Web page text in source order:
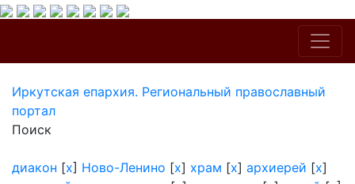
Иркутская епархия. Региональный православный
портал
Поиск
диакон [x] Ново-Ленино [x] храм [x] архиерей [x]